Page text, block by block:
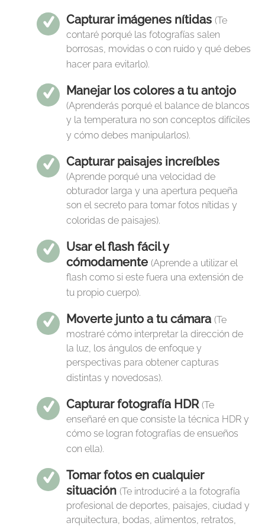
Capturar imágenes nítidas (Te
contaré porqué las fotografías salen
borrosas, movidas o con ruido y qué debes
hacer para evitarlo).
Manejar los colores a tu antojo
(Aprenderás porqué el balance de blancos
y la temperatura no son conceptos difíciles
y cómo debes manipularlos).
Capturar paisajes increíbles
(Aprende porqué una velocidad de
obturador larga y una apertura pequeña
son el secreto para tomar fotos nítidas y
coloridas de paisajes).
Usar el flash fácil y
cómodamente (Aprende a utilizar el
flash como si este fuera una extensión de
tu propio cuerpo).
Moverte junto a tu cámara (Te
mostraré cómo interpretar la dirección de
la luz, los ángulos de enfoque y
perspectivas para obtener capturas
distintas y novedosas).
Capturar fotografía HDR (Te
enseñaré en que consiste la técnica HDR y
cómo se logran fotografías de ensueños
con ella).
Tomar fotos en cualquier
situación (Te introduciré a la fotografía
profesional de deportes, paisajes, ciudad y
arquitectura, bodas, alimentos, retratos,